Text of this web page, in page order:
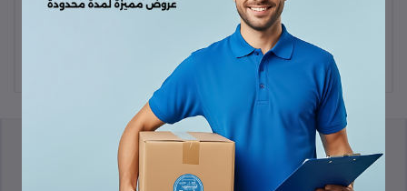
هواوى فرى بودز SE 2
KWD10.00
KWD53.00
الشروط والأحكام
سياسة الإرجاع